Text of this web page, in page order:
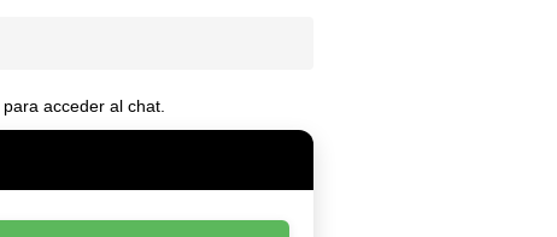
para acceder al chat.